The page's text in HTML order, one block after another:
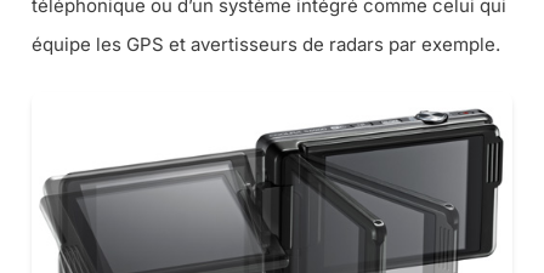
téléphonique ou d’un système intégré comme celui qui
équipe les GPS et avertisseurs de radars par exemple.